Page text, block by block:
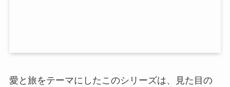
愛と旅をテーマにしたこのシリーズは、見た目の